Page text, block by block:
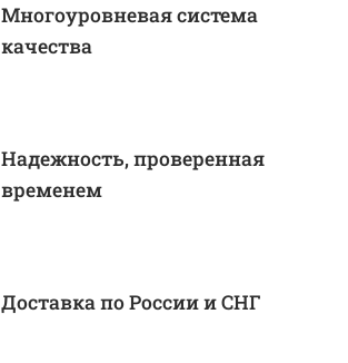
Многоуровневая система
качества
Надежность, проверенная
временем
Доставка по России и СНГ